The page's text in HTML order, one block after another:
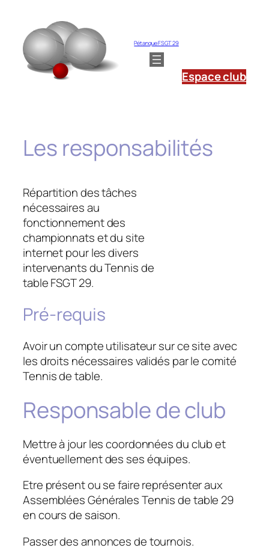
contenu
Pétanque FSGT 29
Espace club
Les responsabilités
Répartition des tâches
nécessaires au
fonctionnement des
championnats et du site
internet pour les divers
intervenants du Tennis de
table FSGT 29.
Pré-requis
Avoir un compte utilisateur sur ce site avec
les droits nécessaires validés par le comité
Tennis de table.
Responsable de club
Mettre à jour les coordonnées du club et
éventuellement des ses équipes.
Etre présent ou se faire représenter aux
Assemblées Générales Tennis de table 29
en cours de saison.
Passer des annonces de tournois.